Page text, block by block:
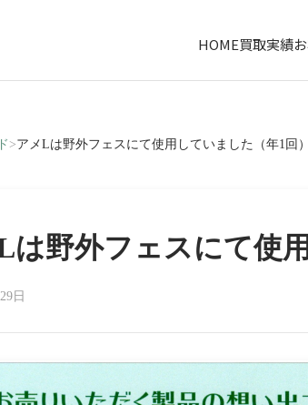
HOME買取実績
>アメLは野外フェスにて使用していました（年1回）
は野外フェスにて使
日